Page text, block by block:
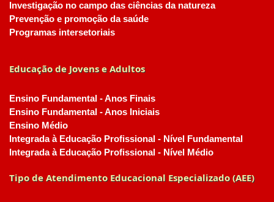
Investigação no campo das ciências da natureza
Prevenção e promoção da saúde
Programas intersetoriais
Educação de Jovens e Adultos
Ensino Fundamental - Anos Finais
Ensino Fundamental - Anos Iniciais
Ensino Médio
Integrada à Educação Profissional - Nível Fundamental
Integrada à Educação Profissional - Nível Médio
Tipo de Atendimento Educacional Especializado (AEE)